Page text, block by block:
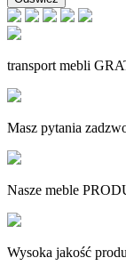
transport mebli
Masz pytania
Nasze meble
Wysoka jakość